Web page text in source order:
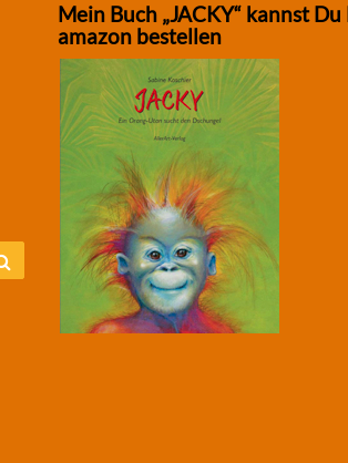
Mein Buch „JACKY“ kannst Du
amazon bestellen